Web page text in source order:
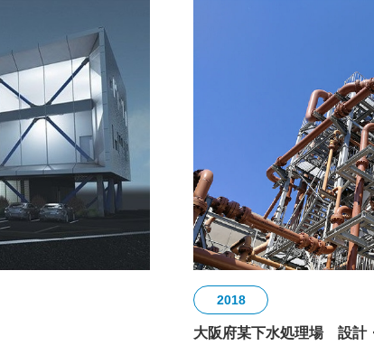
2018
大阪府某下水処理場 設計